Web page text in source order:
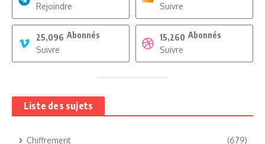
Rejoindre
Suivre
25,096 Abonnés
Suivre
15,260 Abonnés
Suivre
Liste des sujets
Chiffrement (679)